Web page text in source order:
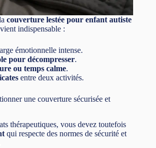
couverture lestée pour enfant autiste
indispensable :
émotionnelle intense.
pour décompresser.
ou temps calme.
entre deux activités.
une couverture sécurisée et
thérapeutiques, vous devez toutefois
qui respecte des normes de sécurité et